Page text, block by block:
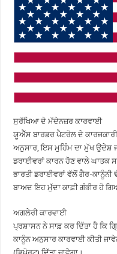
ਸੁਰੱਖਿਆ ਦੇ ਮੱਦੇਨਜ਼ਰ ਕਾਰਵਾਈ
ਯੂਐੱਸ ਬਾਰਡਰ ਪੈਟਰੋਲ ਦੇ
ਅਨੁਸਾਰ, ਇਸ ਮੁਹਿੰਮ ਦਾ ਮੁੱਖ ਉਦੇਸ਼
ਡਰਾਈਵਰਾਂ ਕਾਰਨ ਹੋਣ ਵਾਲੇ ਘਾਤਕ
ਭਾਰਤੀ ਡਰਾਈਵਰਾਂ ਵੱਲੋਂ ਗੈਰ-
ਬਾਅਦ ਇਹ ਮੁੱਦਾ ਕਾਫ਼ੀ ਗੰਭੀਰ ਹੋ
ਅਗਲੇਰੀ ਕਾਰਵਾਈ
ਪ੍ਰਸ਼ਾਸਨ ਨੇ ਸਾਫ਼ ਕਰ ਦਿੱਤਾ ਹੈ ਕਿ
ਕਾਨੂੰਨ ਅਨੁਸਾਰ ਕਾਰਵਾਈ ਕੀਤੀ